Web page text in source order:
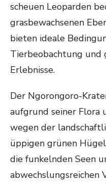
scheuen Leoparden
grasbewachsenen
bieten ideale
Tierbeobachtung und
Erlebnisse.
Der Ngorongoro-
aufgrund seiner Flora
wegen der
üppigen grünen
die funkelnden Seen
abwechslungsreichen